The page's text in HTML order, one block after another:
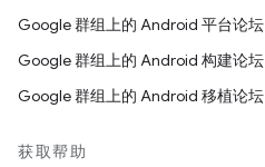
Google 群组上的 Android 平台论坛
Google 群组上的 Android 构建论坛
Google 群组上的 Android 移植论坛
获取帮助